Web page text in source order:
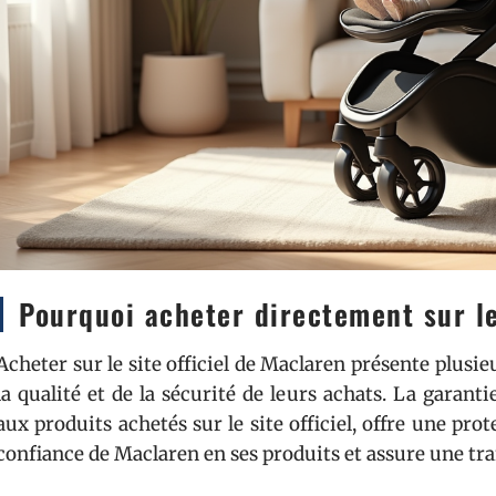
Pourquoi acheter directement sur
sur le site officiel de Maclaren présente
qualité et de la sécurité de leurs achats. La
produits achetés sur le site officiel, offre une
de Maclaren en ses produits et assure une